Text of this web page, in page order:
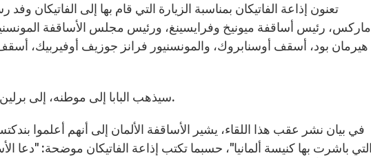
تعنون إذاعة الفاتيكان بمناسبة الزيارة التي قام بها إلى الفاتيكان
ماركس، رئيس أساقفة ميونيخ وفرايسينغ، ورئيس مجلس الأساقفة
سيذهب البابا إلى موطنه، إلى برلين وإرفورت وفرايبورغ، من 22 ولغاية 25 سبتمبر.